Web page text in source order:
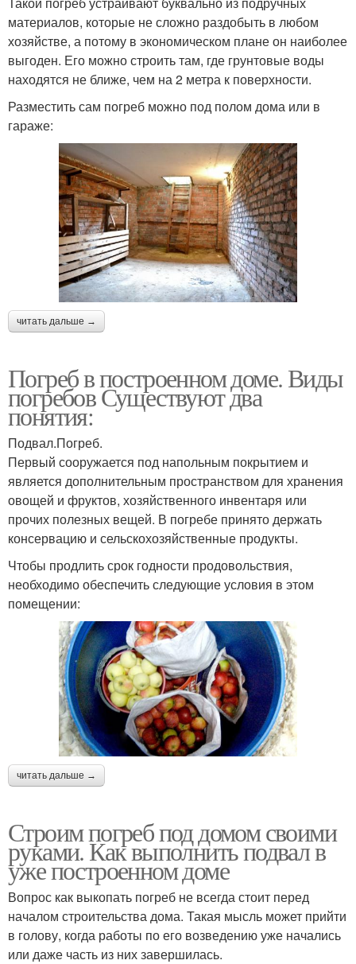
материалов, которые не сложно раздобыть в любом
хозяйстве, а потому в экономическом плане он наиболее
выгоден. Его можно строить там, где грунтовые воды
находятся не ближе, чем на 2 метра к поверхности.
Разместить сам погреб можно под полом дома или в
гараже:
читать дальше →
Погреб в построенном доме. Виды
погребов Существуют два
понятия:
Подвал.Погреб.
Первый сооружается под напольным покрытием и
является дополнительным пространством для хранения
овощей и фруктов, хозяйственного инвентаря или
прочих полезных вещей. В погребе принято держать
консервацию и сельскохозяйственные продукты.
Чтобы продлить срок годности продовольствия,
необходимо обеспечить следующие условия в этом
помещении:
читать дальше →
Строим погреб под домом своими
руками. Как выполнить подвал в
уже построенном доме
Вопрос как выкопать погреб не всегда стоит перед
началом строительства дома. Такая мысль может прийти
в голову, когда работы по его возведению уже начались
или даже часть из них завершилась.